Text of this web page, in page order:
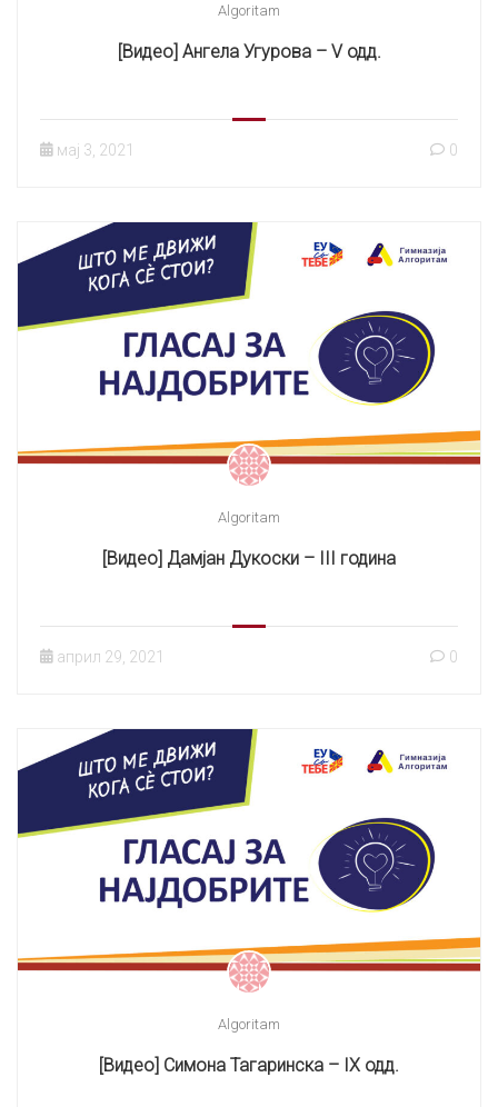
Algoritam
[Видео] Ангела Угурова – V одд.
мај 3, 2021 0
Algoritam
[Видео] Дамјан Дукоски – III година
април 29, 2021 0
Algoritam
[Видео] Симона Тагаринска – IX одд.